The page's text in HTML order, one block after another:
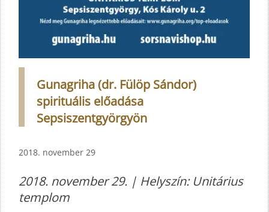
Gunagriha (dr. Fülöp Sándor)
spirituális előadása
Sepsiszentgyörgyön
2018. november 29
2018. november 29. | Helyszín: Unitárius
templom